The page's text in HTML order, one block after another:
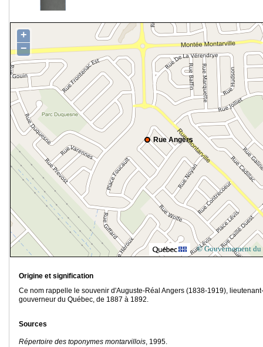
Rue Angers
+
−
© Gouvernement du
Origine et signification
Ce nom rappelle le souvenir d'Auguste-Réal Angers (1838-1919), lieutenant-
gouverneur du Québec, de 1887 à 1892.
Sources
Répertoire des toponymes montarvillois, 1995.